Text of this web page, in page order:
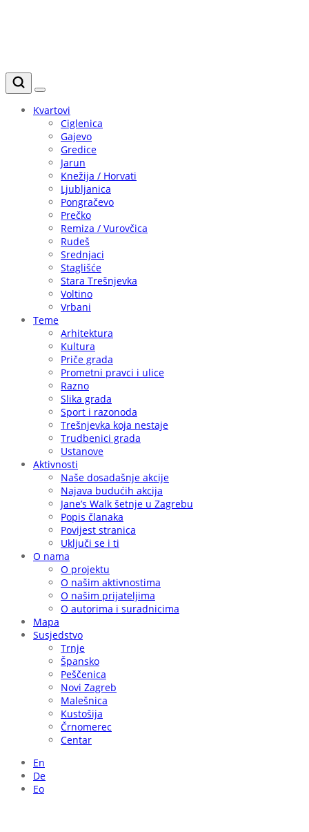
Kvartovi
Ciglenica
Gajevo
Gredice
Jarun
Knežija / Horvati
Ljubljanica
Pongračevo
Prečko
Remiza / Vurovčica
Rudeš
Srednjaci
Staglišće
Stara Trešnjevka
Voltino
Vrbani
Teme
Arhitektura
Kultura
Priče grada
Prometni pravci i ulice
Razno
Slika grada
Sport i razonoda
Trešnjevka koja nestaje
Trudbenici grada
Ustanove
Aktivnosti
Naše dosadašnje akcije
Najava budućih akcija
Jane’s Walk šetnje u Zagrebu
Popis članaka
Povijest stranica
Uključi se i ti
O nama
O projektu
O našim aktivnostima
O našim prijateljima
O autorima i suradnicima
Mapa
Susjedstvo
Trnje
Špansko
Peščenica
Novi Zagreb
Malešnica
Kustošija
Črnomerec
Centar
En
De
Eo